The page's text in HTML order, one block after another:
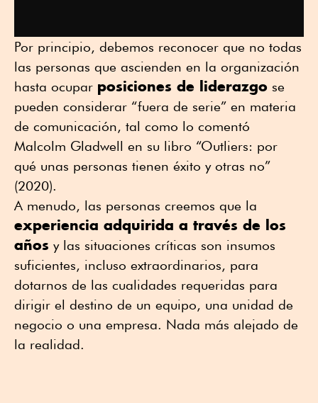
Por principio, debemos reconocer que no todas
las personas que ascienden en la organización
hasta ocupar posiciones de liderazgo se
pueden considerar “fuera de serie” en materia
de comunicación, tal como lo comentó
Malcolm Gladwell en su libro “Outliers: por
qué unas personas tienen éxito y otras no”
(2020).
A menudo, las personas creemos que la
experiencia adquirida a través de los
años y las situaciones críticas son insumos
suficientes, incluso extraordinarios, para
dotarnos de las cualidades requeridas para
dirigir el destino de un equipo, una unidad de
negocio o una empresa. Nada más alejado de
la realidad.